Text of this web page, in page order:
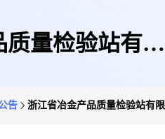
量检验站有限
告 浙江省冶金产品质量检验站有